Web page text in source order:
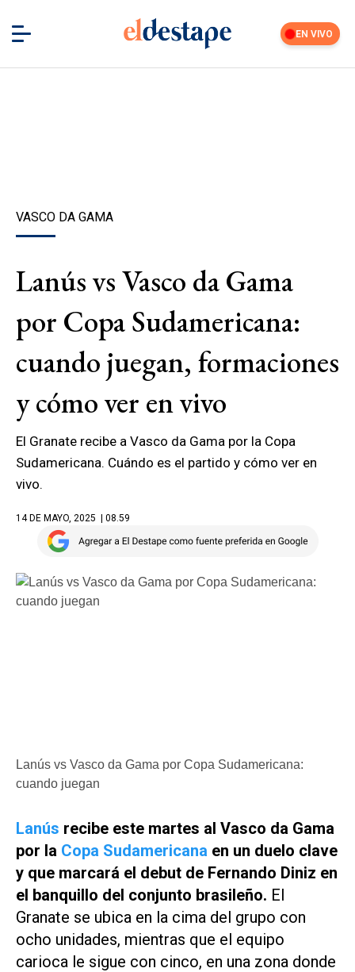
EN VIVO
VASCO DA GAMA
Lanús vs Vasco da Gama
por Copa Sudamericana:
cuando juegan, formaciones
y cómo ver en vivo
El Granate recibe a Vasco da Gama por la Copa
Sudamericana. Cuándo es el partido y cómo ver en
vivo.
14 DE MAYO, 2025 | 08.59
Lanús vs Vasco da Gama por Copa Sudamericana:
cuando juegan
Lanús recibe este martes al Vasco da Gama
por la Copa Sudamericana en un duelo clave
y que marcará el debut de Fernando Diniz en
el banquillo del conjunto brasileño. El
Granate se ubica en la cima del grupo con
ocho unidades, mientras que el equipo
carioca le sigue con cinco, en una zona donde